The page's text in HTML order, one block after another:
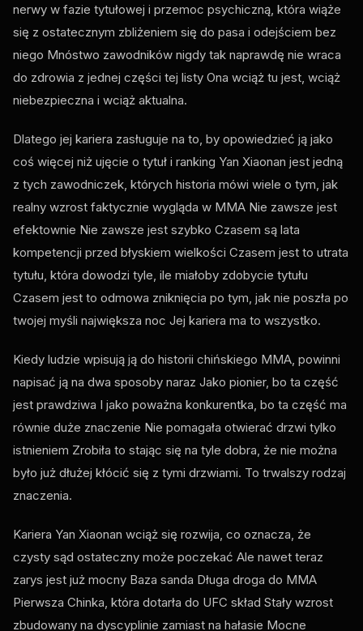
nerwy w fazie tytułowej i przemoc psychiczną, która wiąże
się z ostatecznym zbliżeniem się do pasa i odejściem bez
niego Mnóstwo zawodników nigdy tak naprawdę nie wraca
do zdrowia z jednej części tej listy Ona wciąż tu jest, wciąż
niebezpieczna i wciąż aktualna.
Dlatego jej kariera zasługuje na to, by opowiedzieć ją jako
coś więcej niż ujęcie o tytuł i ranking Yan Xiaonan jest jedną
z tych zawodniczek, których historia mówi wiele o tym, jak
realny wzrost faktycznie wygląda w MMA Nie zawsze jest
efektownie Nie zawsze jest szybko Czasem są lata
kompetencji przed błyskiem wielkości Czasem jest to utrata
tytułu, która dowodzi tyle, ile miałoby zdobycie tytułu
Czasem jest to odmowa zniknięcia po tym, jak nie poszła po
twojej myśli największa noc Jej kariera ma to wszystko.
Kiedy ludzie wpisują ją do historii chińskiego MMA, powinni
napisać ją na dwa sposoby naraz Jako pionier, bo ta część
jest prawdziwa I jako poważna konkurentka, bo ta część ma
równie duże znaczenie Nie pomagała otwierać drzwi tylko
istnieniem Zrobiła to stając się na tyle dobra, że nie można
było już dłużej kłócić się z tymi drzwiami. To trwalszy rodzaj
znaczenia.
Kariera Yan Xiaonan wciąż się rozwija, co oznacza, że
czysty sąd ostateczny może poczekać Ale nawet teraz
zarys jest już mocny Baza sanda Długa droga do MMA
Pierwsza Chinka, która dotarła do UFC skład Stały wzrost
zbudowany na dyscyplinie zamiast na hałasie Mocne